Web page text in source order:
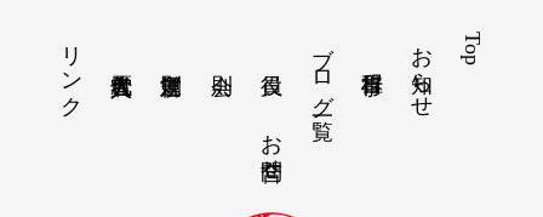
Top
お知らせ
ブログ一覧
リンク
お問合せ